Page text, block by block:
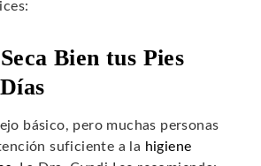
Bien tus Pies
básico, pero muchas personas
suficiente a la higiene